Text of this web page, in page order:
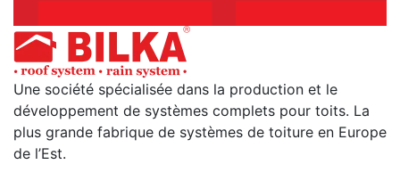
Une société spécialisée dans la production et le
développement de systèmes complets pour toits. La
plus grande fabrique de systèmes de toiture en Europe
de l’Est.